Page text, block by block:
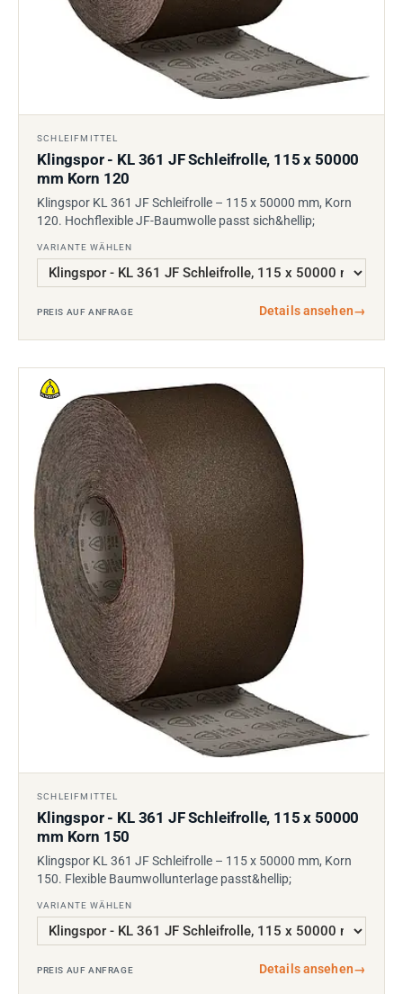
SCHLEIFMITTEL
Klingspor - KL 361 JF Schleifrolle, 115 x 50000
mm Korn 120
Klingspor KL 361 JF Schleifrolle – 115 x 50000 mm, Korn
120. Hochflexible JF-Baumwolle passt sich&hellip;
VARIANTE WÄHLEN
PREIS AUF ANFRAGE Details ansehen→
SCHLEIFMITTEL
Klingspor - KL 361 JF Schleifrolle, 115 x 50000
mm Korn 150
Klingspor KL 361 JF Schleifrolle – 115 x 50000 mm, Korn
150. Flexible Baumwollunterlage passt&hellip;
VARIANTE WÄHLEN
PREIS AUF ANFRAGE Details ansehen→